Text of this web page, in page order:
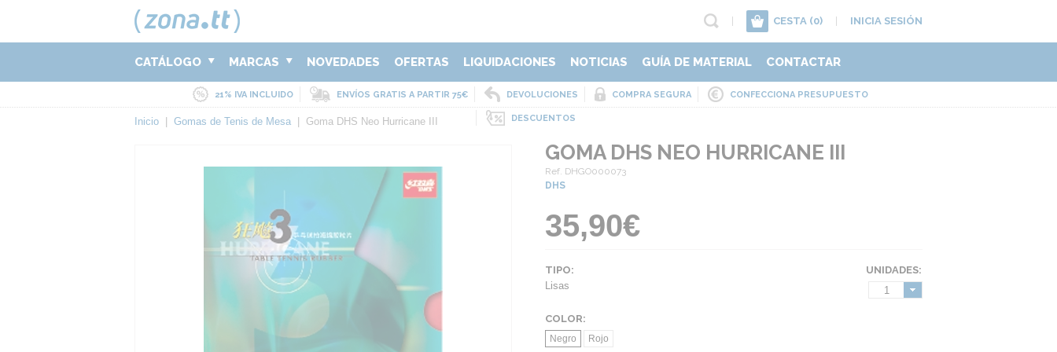
CESTA (0) INICIA SESIÓN
CATÁLOGO MARCAS NOVEDADES OFERTAS LIQUIDACIONES NOTICIAS GUÍA DE MATERIAL CONTACTAR
21% IVA INCLUIDO ENVÍOS GRATIS A PARTIR 75€ DEVOLUCIONES COMPRA SEGURA CONFECCIONA PRESUPUESTO
DESCUENTOS
Inicio Gomas de Tenis de Mesa Goma DHS Neo Hurricane III
GOMA DHS NEO HURRICANE III
Ref. DHGO000073
DHS
35,90€
UNIDADES:
1
TIPO:
Lisas
COLOR:
Negro Rojo